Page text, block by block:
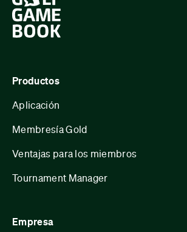
Productos
Aplicación
Membresía Gold
Ventajas para los miembros
Tournament Manager
Empresa